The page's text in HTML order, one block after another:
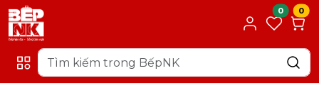
0 0